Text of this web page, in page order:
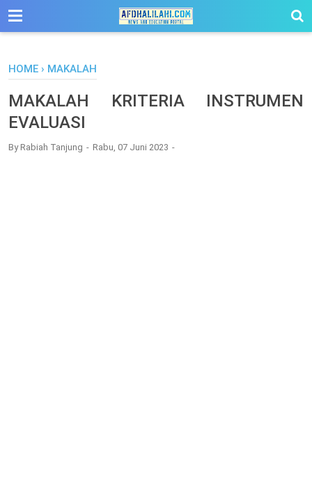
-->
HOME › MAKALAH
MAKALAH KRITERIA INSTRUMEN
EVALUASI
ByRabiah Tanjung Rabu, 07 Juni 2023